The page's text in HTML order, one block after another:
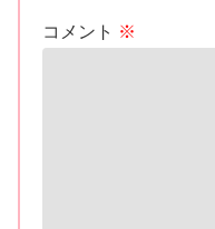
コメント ※